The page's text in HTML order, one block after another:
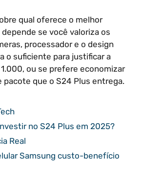
qual oferece o melhor
se você valoriza os
processador e o design
o suficiente para justificar a
ou se prefere economizar
pacote que o S24 Plus entrega.
no S24 Plus em 2025?
Real
Samsung custo-benefício